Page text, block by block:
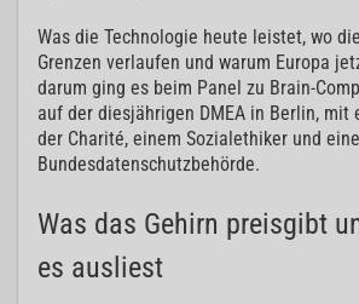
Was die Technologie heute leistet, wo
Grenzen verlaufen und warum Europa
darum ging es beim Panel zu Brain-
auf der diesjährigen DMEA in Berlin, mit
der Charité, einem Sozialethiker und
Bundesdatenschutzbehörde.
Was das Gehirn preisgibt
es ausliest